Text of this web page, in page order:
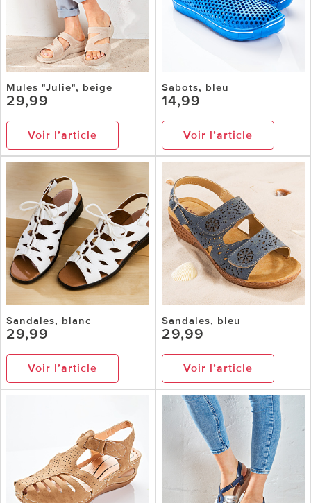
Mules "Julie", beige
29,99
Voir l’article
Sabots, bleu
14,99
Voir l’article
Sandales, blanc
29,99
Voir l’article
Sandales, bleu
29,99
Voir l’article